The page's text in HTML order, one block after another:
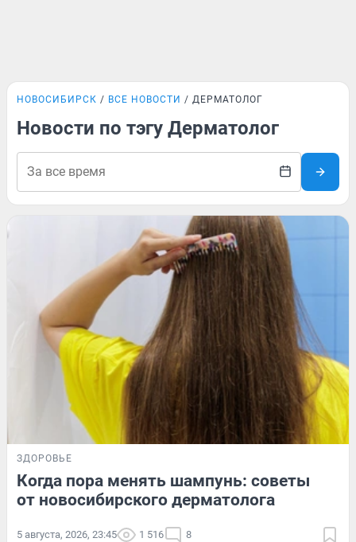
НОВОСИБИРСК ВСЕ НОВОСТИ ДЕРМАТОЛОГ
Новости по тэгу Дерматолог
ЗДОРОВЬЕ
Когда пора менять шампунь: советы
от новосибирского дерматолога
5 августа, 2026, 23:45 1 516 8